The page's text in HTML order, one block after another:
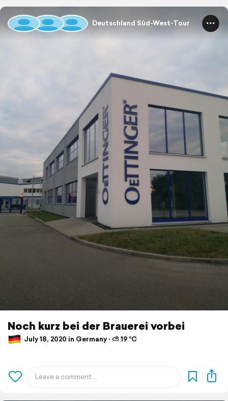
Deutschland Süd-West-Tour
Noch kurz bei der Brauerei vorbei
July 18, 2020 in Germany ⋅ ⛅ 19 °C